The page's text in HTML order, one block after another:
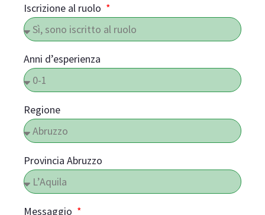
Iscrizione al ruolo
Anni d’esperienza
Regione
Provincia Abruzzo
Messaggio